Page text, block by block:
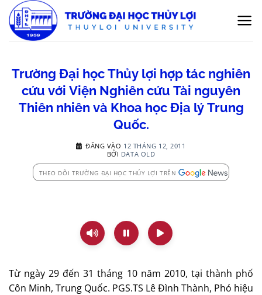
qua
nội
Trường Đại học Thủy lợi hợp tác nghiên
cứu với Viện Nghiên cứu Tài nguyên
Thiên nhiên và Khoa học Địa lý Trung
Quốc.
ĐĂNG VÀO 12 THÁNG 12, 2011
BỞI DATA OLD
THEO DÕI TRƯỜNG ĐẠI HỌC THỦY LỢI TRÊN
Từ ngày 29 đến 31 tháng 10 năm 2010, tại thành phố
Côn Minh, Trung Quốc. PGS.TS Lê Đình Thành, Phó hiệu